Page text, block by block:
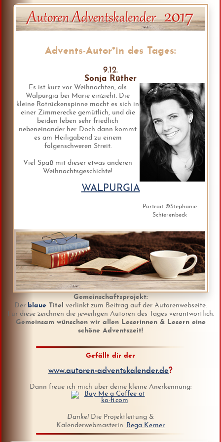
Advents-Autor*in des Tages:
9.12.
Sonja Rüther
Es ist kurz vor Weihnachten, als
Walpurgia bei Marie einzieht. Die
kleine Rotrückenspinne macht es sich in
einer Zimmerecke gemütlich, und die
beiden leben sehr friedlich
nebeneinander her. Doch dann kommt
es am Heiligabend zu einem
folgenschweren Streit.
Viel Spaß mit dieser etwas anderen
Weihnachtsgeschichte!
WALPURGIA
Portrait ©Stephanie
Schierenbeck
Gemeinschaftsprojekt:
Der blaue Titel
verlinkt zum Beitrag auf der Autorenwebseite.
Für diese zeichnen die jeweiligen Autoren des Tages verantwortlich.
Gemeinsam wünschen wir allen Leserinnen & Lesern eine
schöne Adventszeit!
Gefällt dir der
www.autoren-adventskalender.de?
Dann freue ich mich über deine kleine Anerkennung:
Danke! Die Projektleitung &
Kalenderwebmasterin: Rega Kerner